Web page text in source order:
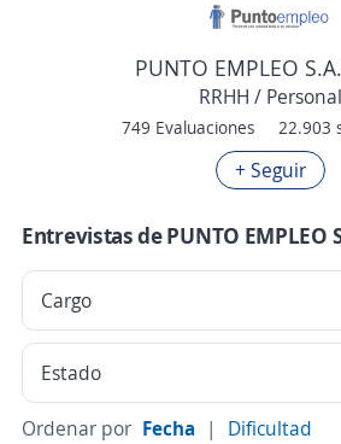
PUNTO EMPLEO
RRHH / Personal
749 Evaluaciones 22.903
+ Seguir
Entrevistas de PUNTO EMPLEO
Ordenar por Fecha |
Dificultad